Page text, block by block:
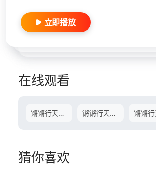
立即播放
在线观看
锵锵行天下第一季09.16期- 锵锵行天下第一季09.23期-
猜你喜欢